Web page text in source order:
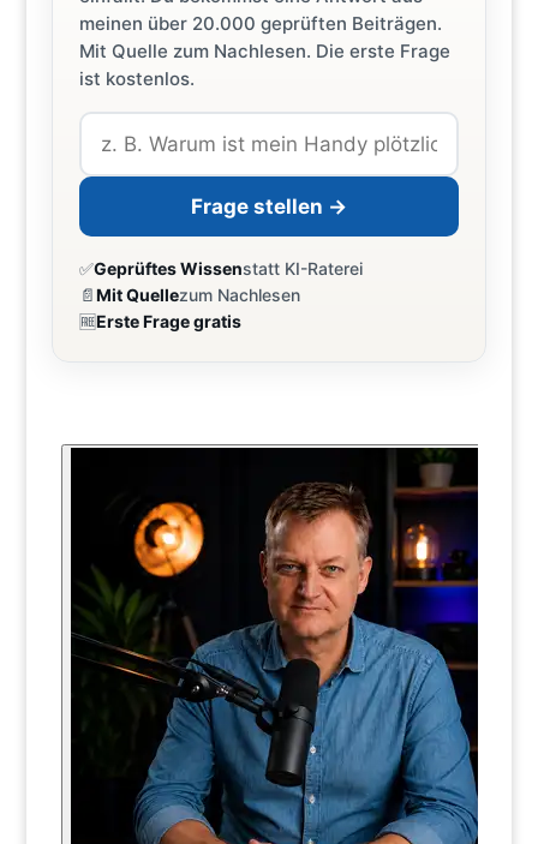
meinen über 20.000 geprüften Beiträgen.
Mit Quelle zum Nachlesen. Die erste Frage
ist kostenlos.
Frage stellen →
✅Geprüftes Wissenstatt KI-Raterei
📄Mit Quellezum Nachlesen
🆓Erste Frage gratis